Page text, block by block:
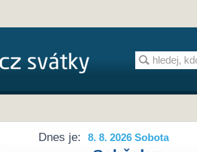
Dnes je: 8. 8. 2026 Sobota